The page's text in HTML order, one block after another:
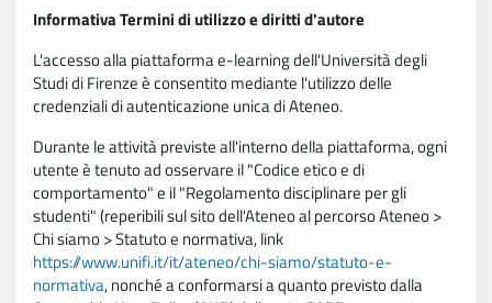
Informativa Termini di utilizzo e diritti d'autore
L'accesso alla piattaforma e-learning dell'Università degli
Studi di Firenze è consentito mediante l'utilizzo delle
credenziali di autenticazione unica di Ateneo.
Durante le attività previste all'interno della piattaforma, ogni
utente è tenuto ad osservare il "Codice etico e di
comportamento" e il "Regolamento disciplinare per gli
studenti" (reperibili sul sito dell'Ateneo al percorso Ateneo >
Chi siamo > Statuto e normativa, link
https://www.unifi.it/it/ateneo/chi-siamo/statuto-e-
normativa, nonché a conformarsi a quanto previsto dalla